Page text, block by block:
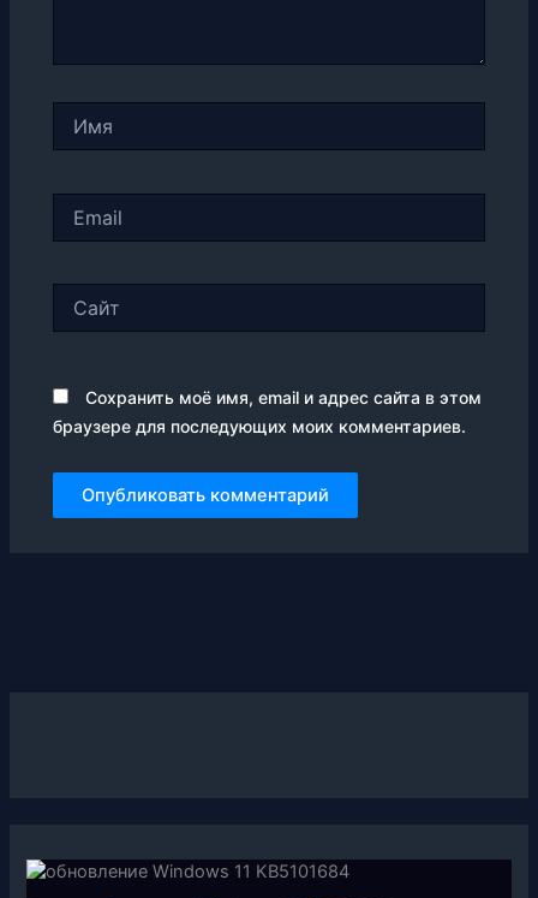
Сохранить моё имя, email и адрес сайта в этом
браузере для последующих моих комментариев.